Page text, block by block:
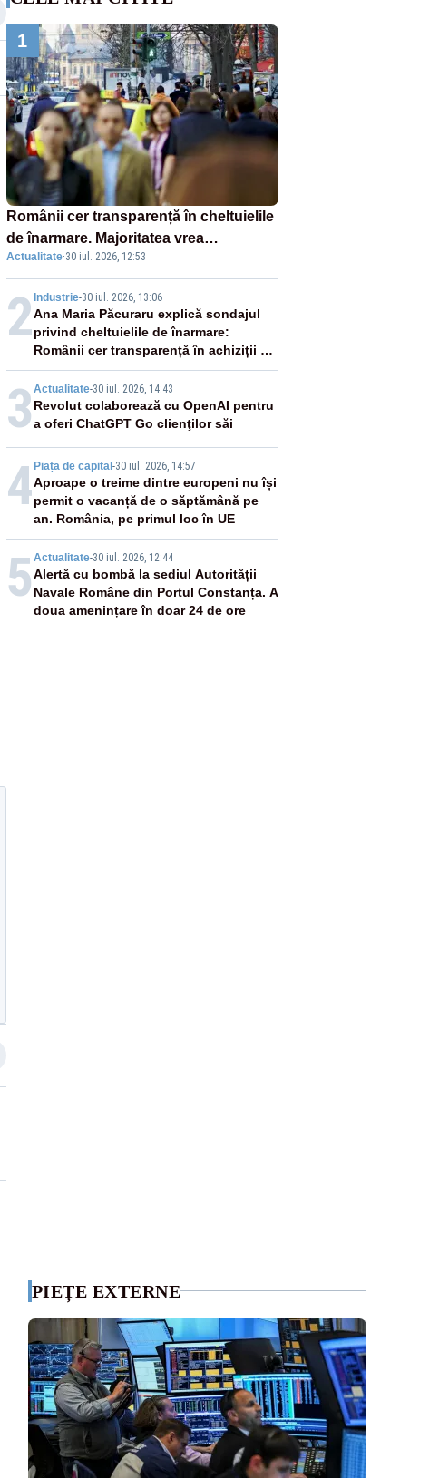
1
Românii cer transparență în cheltuielile
de înarmare. Majoritatea vrea
competiție reală și industrie locală –
SONDAJ
Actualitate·30 iul. 2026, 12:53
2Industrie-30 iul. 2026, 13:06
Ana Maria Păcuraru explică sondajul
privind cheltuielile de înarmare:
Românii cer transparență în achiziții și
un echilibru între partenerii externi
3 Actualitate-30 iul. 2026, 14:43
Revolut colaborează cu OpenAI pentru
a oferi ChatGPT Go clienţilor săi
4Piața de capital-30 iul. 2026, 14:57
Aproape o treime dintre europeni nu își
permit o vacanță de o săptămână pe
an. România, pe primul loc în UE
5 Actualitate-30 iul. 2026, 12:44
Alertă cu bombă la sediul Autorității
Navale Române din Portul Constanța. A
doua amenințare în doar 24 de ore
PIEȚE EXTERNE